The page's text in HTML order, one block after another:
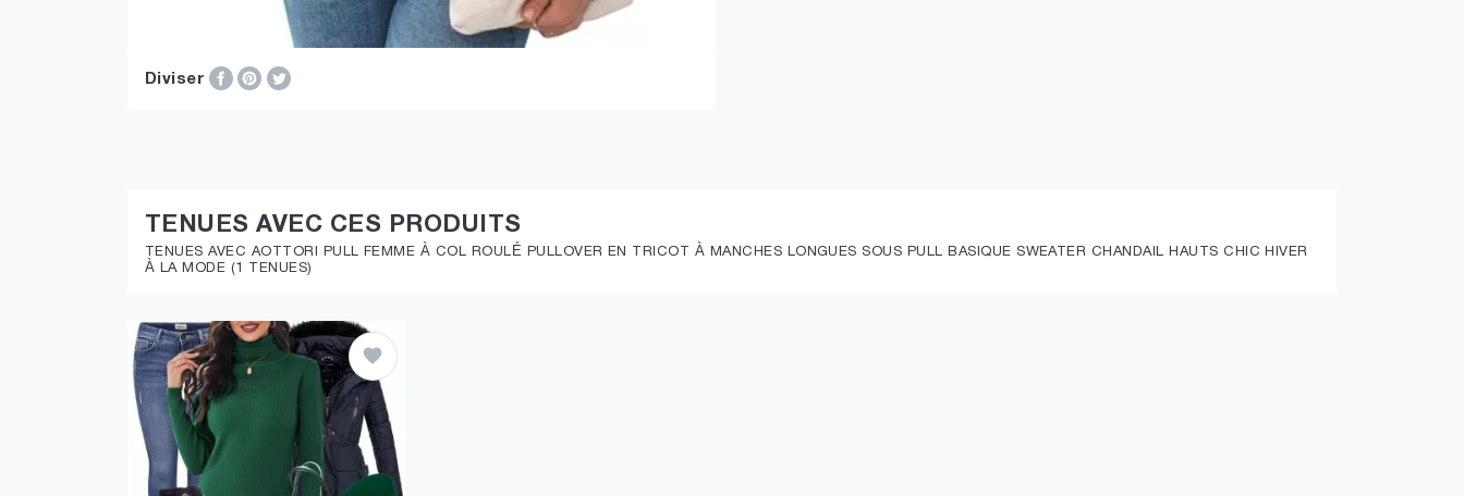
Diviser
TENUES AVEC CES PRODUITS
TENUES AVEC AOTTORI PULL FEMME À COL ROULÉ PULLOVER EN TRICOT À MANCHES LONGUES SOUS PULL BASIQUE SWEATER CHANDAIL HAUTS CHIC HIVER
À LA MODE (1 TENUES)